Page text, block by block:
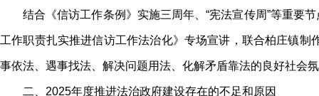
结合《信访工作条例》实施三周年、“宪法宣传周”等重要
工作职责扎实推进信访工作法治化》专场宣讲，联合柏庄镇
事依法、遇事找法、解决问题用法、化解矛盾靠法的良好社会
二、2025年度推进法治政府建设存在的不足和原因